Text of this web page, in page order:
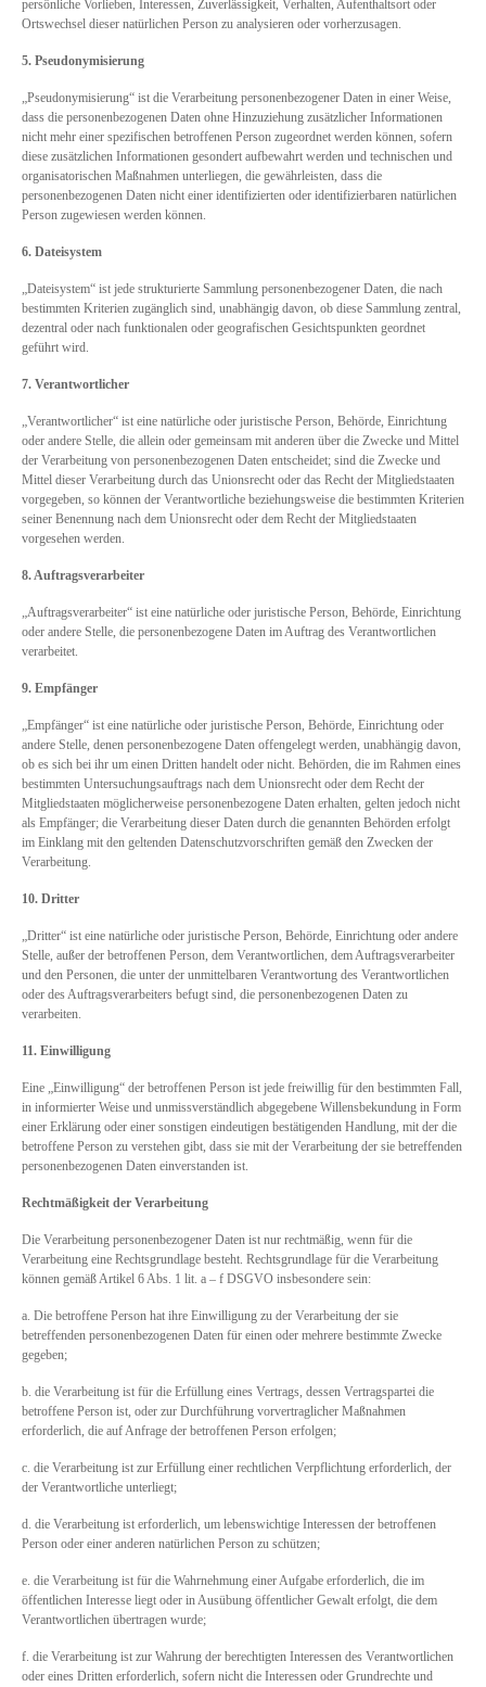
persönliche Vorlieben, Interessen, Zuverlässigkeit, Verhalten, Aufenthaltsort oder
Ortswechsel dieser natürlichen Person zu analysieren oder vorherzusagen.
5. Pseudonymisierung
„Pseudonymisierung“ ist die Verarbeitung personenbezogener Daten in einer Weise,
dass die personenbezogenen Daten ohne Hinzuziehung zusätzlicher Informationen
nicht mehr einer spezifischen betroffenen Person zugeordnet werden können, sofern
diese zusätzlichen Informationen gesondert aufbewahrt werden und technischen und
organisatorischen Maßnahmen unterliegen, die gewährleisten, dass die
personenbezogenen Daten nicht einer identifizierten oder identifizierbaren natürlichen
Person zugewiesen werden können.
6. Dateisystem
„Dateisystem“ ist jede strukturierte Sammlung personenbezogener Daten, die nach
bestimmten Kriterien zugänglich sind, unabhängig davon, ob diese Sammlung zentral,
dezentral oder nach funktionalen oder geografischen Gesichtspunkten geordnet
geführt wird.
7. Verantwortlicher
„Verantwortlicher“ ist eine natürliche oder juristische Person, Behörde, Einrichtung
oder andere Stelle, die allein oder gemeinsam mit anderen über die Zwecke und Mittel
der Verarbeitung von personenbezogenen Daten entscheidet; sind die Zwecke und
Mittel dieser Verarbeitung durch das Unionsrecht oder das Recht der Mitgliedstaaten
vorgegeben, so können der Verantwortliche beziehungsweise die bestimmten Kriterien
seiner Benennung nach dem Unionsrecht oder dem Recht der Mitgliedstaaten
vorgesehen werden.
8. Auftragsverarbeiter
„Auftragsverarbeiter“ ist eine natürliche oder juristische Person, Behörde, Einrichtung
oder andere Stelle, die personenbezogene Daten im Auftrag des Verantwortlichen
verarbeitet.
9. Empfänger
„Empfänger“ ist eine natürliche oder juristische Person, Behörde, Einrichtung oder
andere Stelle, denen personenbezogene Daten offengelegt werden, unabhängig davon,
ob es sich bei ihr um einen Dritten handelt oder nicht. Behörden, die im Rahmen eines
bestimmten Untersuchungsauftrags nach dem Unionsrecht oder dem Recht der
Mitgliedstaaten möglicherweise personenbezogene Daten erhalten, gelten jedoch nicht
als Empfänger; die Verarbeitung dieser Daten durch die genannten Behörden erfolgt
im Einklang mit den geltenden Datenschutzvorschriften gemäß den Zwecken der
Verarbeitung.
10. Dritter
„Dritter“ ist eine natürliche oder juristische Person, Behörde, Einrichtung oder andere
Stelle, außer der betroffenen Person, dem Verantwortlichen, dem Auftragsverarbeiter
und den Personen, die unter der unmittelbaren Verantwortung des Verantwortlichen
oder des Auftragsverarbeiters befugt sind, die personenbezogenen Daten zu
verarbeiten.
11. Einwilligung
Eine „Einwilligung“ der betroffenen Person ist jede freiwillig für den bestimmten Fall,
in informierter Weise und unmissverständlich abgegebene Willensbekundung in Form
einer Erklärung oder einer sonstigen eindeutigen bestätigenden Handlung, mit der die
betroffene Person zu verstehen gibt, dass sie mit der Verarbeitung der sie betreffenden
personenbezogenen Daten einverstanden ist.
Rechtmäßigkeit der Verarbeitung
Die Verarbeitung personenbezogener Daten ist nur rechtmäßig, wenn für die
Verarbeitung eine Rechtsgrundlage besteht. Rechtsgrundlage für die Verarbeitung
können gemäß Artikel 6 Abs. 1 lit. a – f DSGVO insbesondere sein:
a. Die betroffene Person hat ihre Einwilligung zu der Verarbeitung der sie
betreffenden personenbezogenen Daten für einen oder mehrere bestimmte Zwecke
gegeben;
b. die Verarbeitung ist für die Erfüllung eines Vertrags, dessen Vertragspartei die
betroffene Person ist, oder zur Durchführung vorvertraglicher Maßnahmen
erforderlich, die auf Anfrage der betroffenen Person erfolgen;
c. die Verarbeitung ist zur Erfüllung einer rechtlichen Verpflichtung erforderlich, der
der Verantwortliche unterliegt;
d. die Verarbeitung ist erforderlich, um lebenswichtige Interessen der betroffenen
Person oder einer anderen natürlichen Person zu schützen;
e. die Verarbeitung ist für die Wahrnehmung einer Aufgabe erforderlich, die im
öffentlichen Interesse liegt oder in Ausübung öffentlicher Gewalt erfolgt, die dem
Verantwortlichen übertragen wurde;
f. die Verarbeitung ist zur Wahrung der berechtigten Interessen des Verantwortlichen
oder eines Dritten erforderlich, sofern nicht die Interessen oder Grundrechte und